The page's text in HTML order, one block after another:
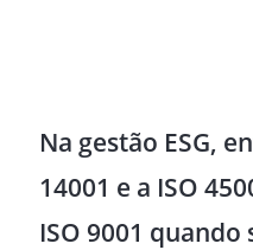
Na gestão ESG,
14001 e a ISO
ISO 9001 quando